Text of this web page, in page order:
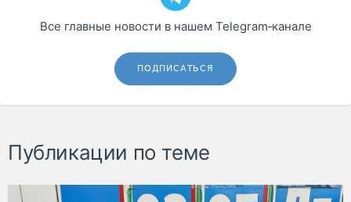
Все главные новости в нашем Telegram‑канале
ПОДПИСАТЬСЯ
Публикации по теме